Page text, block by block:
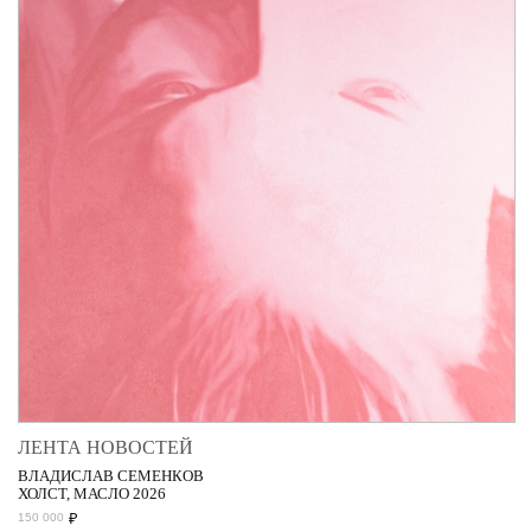
ЛЕНТА НОВОСТЕЙ
ВЛАДИСЛАВ СЕМЕНКОВ
ХОЛСТ, МАСЛО 2026
150 000 ₽